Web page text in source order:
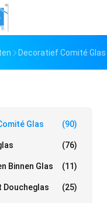
Decoratief Comité Glas
Glas (90)
(76)
Binnen Glas (11)
Doucheglas (25)